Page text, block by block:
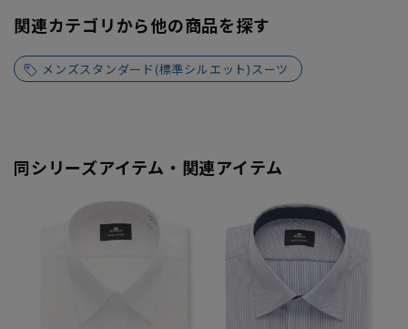
関連カテゴリから他の商品を探す
メンズスタンダード(標準シルエット)スーツ
同シリーズアイテム・関連アイテム